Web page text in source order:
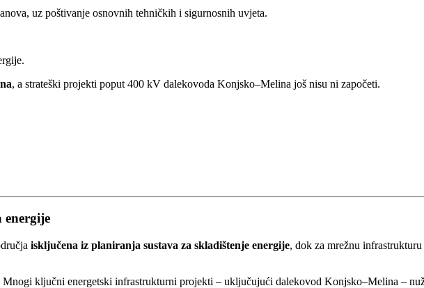
uz poštivanje osnovnih tehničkih i sigurnosnih uvjeta.
, a strateški projekti poput 400 kV dalekovoda Konjsko–Melina još nisu ni započeti.
energije
isključena iz planiranja sustava za skladištenje energije, dok za mrežnu
Mnogi ključni energetski infrastrukturni projekti – uključujući dalekovod Konjsko–Melina –